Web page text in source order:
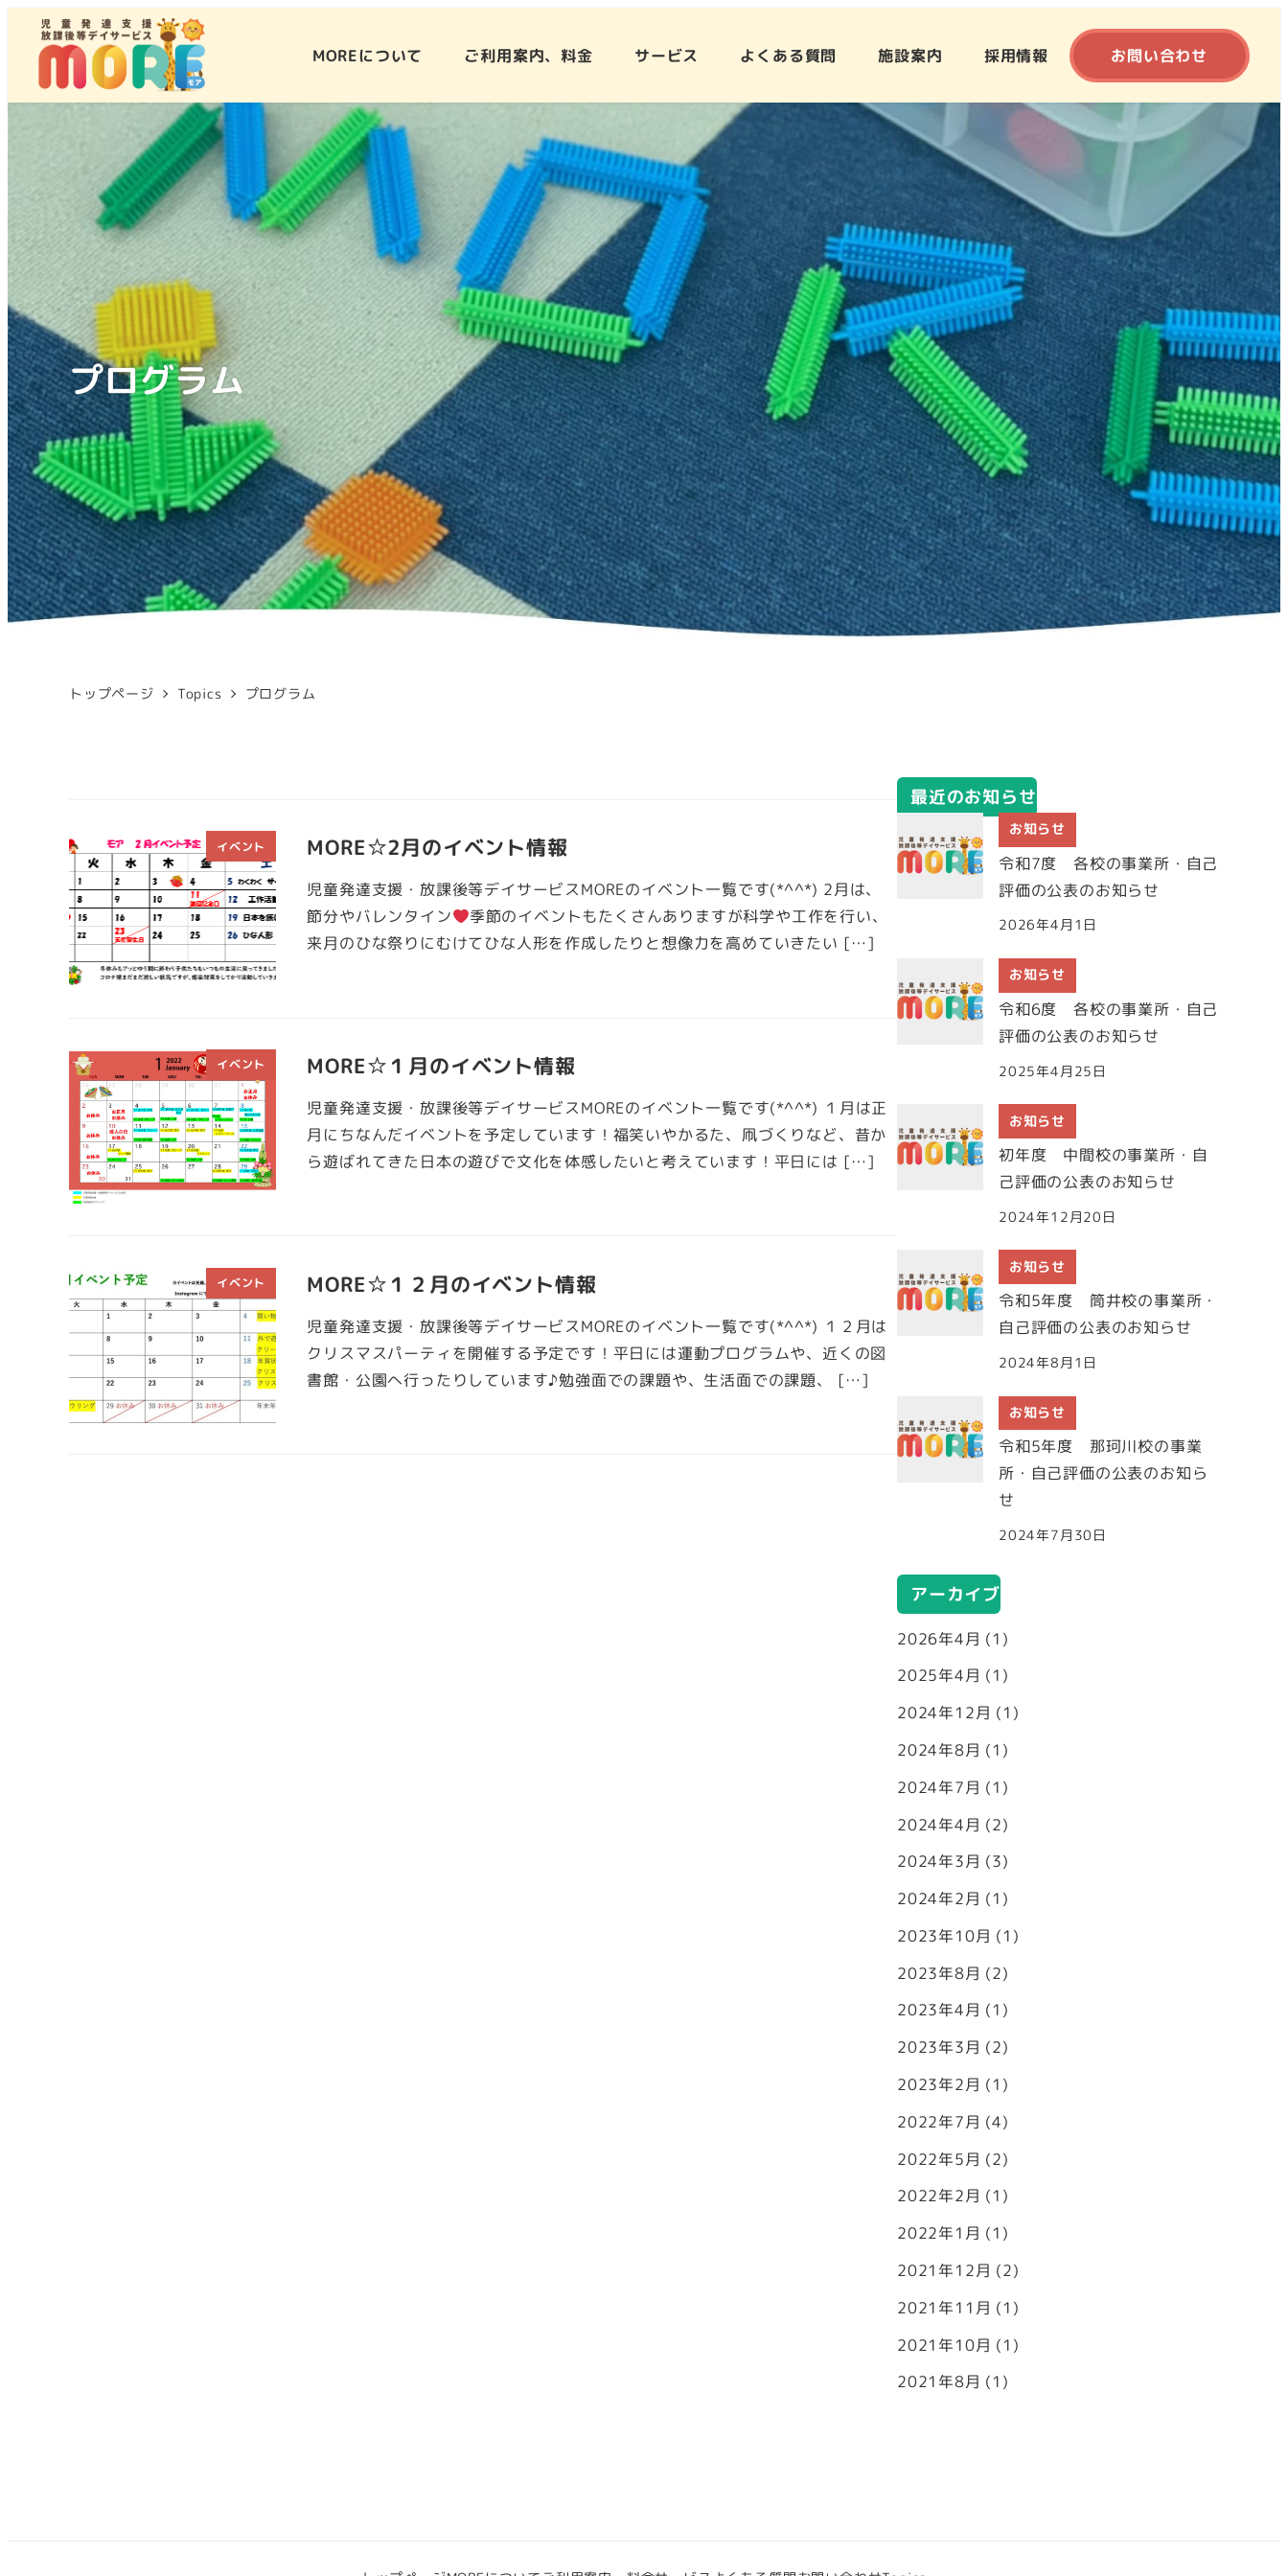
MOREについて ご利用案内、料金 サービス よくある質問 施設案内 採用情報 お問い合わせ
プログラム
トップページ Topics プログラム
イベント MORE☆2月のイベント情報
児童発達支援・放課後等デイサービスMOREのイベント一覧です(*^^*) 2月は、
節分やバレンタイン
季節のイベントもたくさんありますが科学や工作を行い、
来月のひな祭りにむけてひな人形を作成したりと想像力を高めていきたい […]
イベント MORE☆１月のイベント情報
児童発達支援・放課後等デイサービスMOREのイベント一覧です(*^^*) １月は正
月にちなんだイベントを予定しています！福笑いやかるた、凧づくりなど、昔か
ら遊ばれてきた日本の遊びで文化を体感したいと考えています！平日には […]
イベント MORE☆１２月のイベント情報
児童発達支援・放課後等デイサービスMOREのイベント一覧です(*^^*) １２月は
クリスマスパーティを開催する予定です！平日には運動プログラムや、近くの図
書館・公園へ行ったりしています♪勉強面での課題や、生活面での課題、 […]
最近のお知らせ
お知らせ
令和7度 各校の事業所・自己
評価の公表のお知らせ
2026年4月1日
お知らせ
令和6度 各校の事業所・自己
評価の公表のお知らせ
2025年4月25日
お知らせ
初年度 中間校の事業所・自
己評価の公表のお知らせ
2024年12月20日
お知らせ
令和5年度 筒井校の事業所・
自己評価の公表のお知らせ
2024年8月1日
お知らせ
令和5年度 那珂川校の事業
所・自己評価の公表のお知ら
せ
2024年7月30日
アーカイブ
2026年4月 (1)
2025年4月 (1)
2024年12月 (1)
2024年8月 (1)
2024年7月 (1)
2024年4月 (2)
2024年3月 (3)
2024年2月 (1)
2023年10月 (1)
2023年8月 (2)
2023年4月 (1)
2023年3月 (2)
2023年2月 (1)
2022年7月 (4)
2022年5月 (2)
2022年2月 (1)
2022年1月 (1)
2021年12月 (2)
2021年11月 (1)
2021年10月 (1)
2021年8月 (1)